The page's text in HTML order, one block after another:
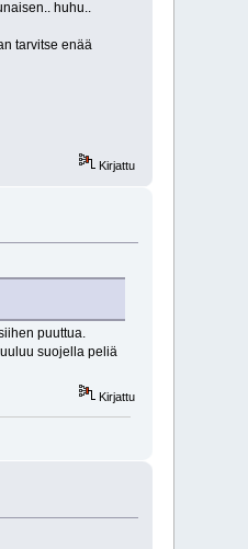
huhu..
tarvitse enää
Kirjattu
puuttua.
suojella peliä
Kirjattu